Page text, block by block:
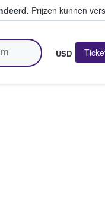
Prijzen kunnen
USD